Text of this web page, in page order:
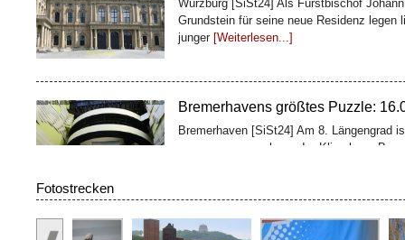
Bremerhavens größtes Puzzle:
Besucher gemeinsam das wohl größte
Würzburg [SiSt24] Wer die Würzburger
Geschichte: Oben glänzen Treppenhaus
zweites Bauwerk[Weiterlesen...]
Fotostrecken